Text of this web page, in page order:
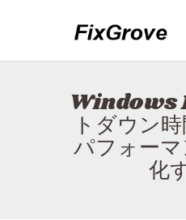
Windows
トダウン
パフォー
化
ホーム
FIXGROVEにつ
お問い合わせ
プライバシーポ